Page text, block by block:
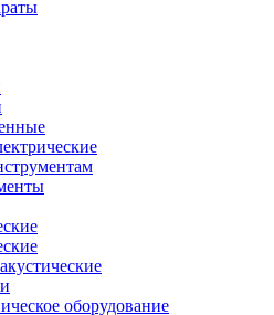
оборудование